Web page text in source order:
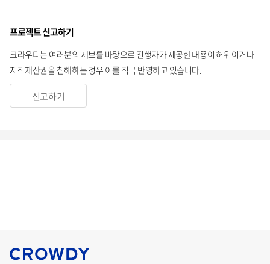
프로젝트 신고하기
크라우디는 여러분의 제보를 바탕으로 진행자가 제공한 내용이 허위이거나
지적재산권을 침해하는 경우 이를 적극 반영하고 있습니다.
신고하기